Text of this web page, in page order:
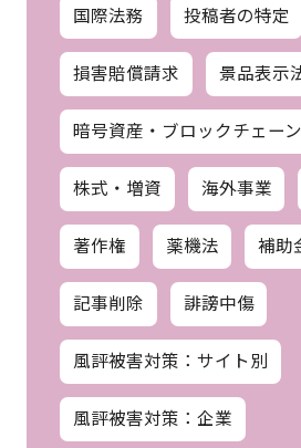
国際法務 投稿者の特定
損害賠償請求 景品表示
暗号資産・ブロックチェー
株式・増資 海外事業
著作権 薬機法 補助
記事削除 誹謗中傷
風評被害対策：サイト別
風評被害対策：企業